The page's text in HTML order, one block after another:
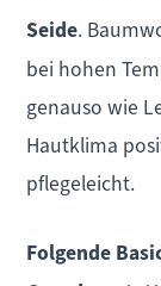
Seide.
bei hohen
genauso wie
Hautklima
pflegeleicht.
Folgende